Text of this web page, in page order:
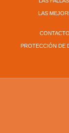
LAS
CONTACTO
PROTECCIÓN DE